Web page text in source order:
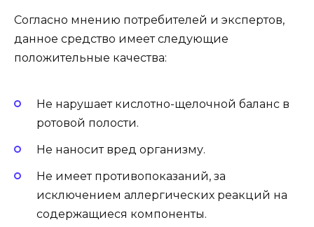
Согласно мнению потребителей и экспертов,
данное средство имеет следующие
положительные качества:
Не нарушает кислотно-щелочной баланс в
ротовой полости.
Не наносит вред организму.
Не имеет противопоказаний, за
исключением аллергических реакций на
содержащиеся компоненты.